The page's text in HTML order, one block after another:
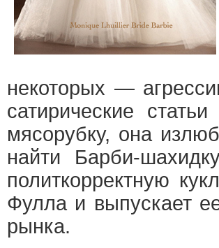
некоторых —
сатирические
мясорубку, она
найти Барби-
политкорректную
Фулла и выпускает
рынка.